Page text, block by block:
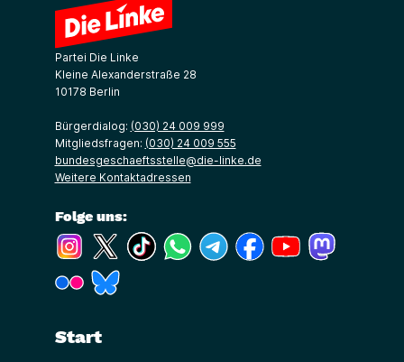
Partei Die Linke
Kleine Alexanderstraße 28
10178 Berlin
Bürgerdialog: (030) 24 009 999
Mitgliedsfragen: (030) 24 009 555
bundesgeschaeftsstelle@die-linke.de
Weitere Kontaktadressen
Folge uns:
(Link öffnet ein neues Fenster)
(Link öffnet ein neues Fenster)
(Link öffnet ein neues Fenster)
(Link öffnet ein neues Fenster)
(Link öffnet ein neues Fenster)
(Link öffnet ein neues
(Link öffnet ein
(Link öffnet ein neues Fenster)
Start